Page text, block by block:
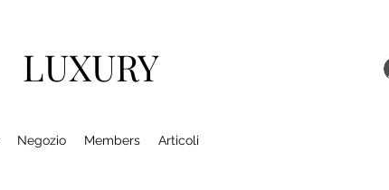
LUXURY
Negozio Members Articoli